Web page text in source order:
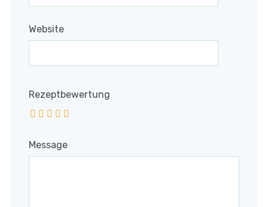
Website
Rezeptbewertung
Message